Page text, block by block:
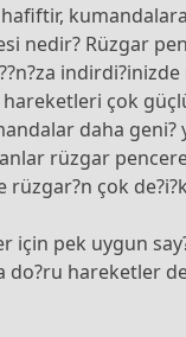
nedir? Rüzgar
çok
daha
rüzgar
çok
için pek uygun
hareketler